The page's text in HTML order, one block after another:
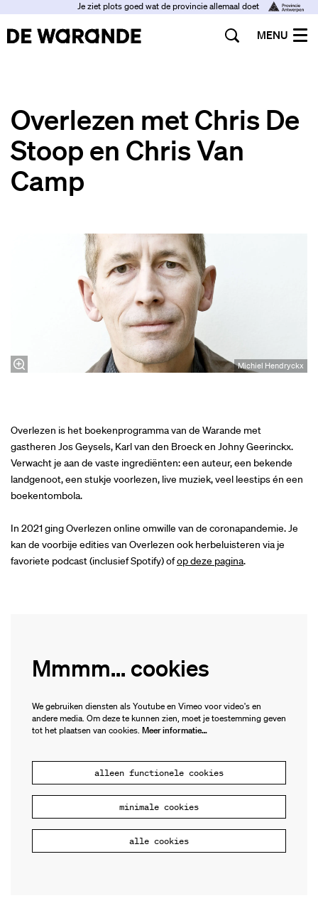
Je ziet plots goed wat de provincie allemaal doet
MENU
Overlezen met Chris De
Stoop en Chris Van
Camp
Michiel Hendryckx
Overlezen is het boekenprogramma van de Warande met
gastheren Jos Geysels, Karl van den Broeck en Johny Geerinckx.
Verwacht je aan de vaste ingrediënten: een auteur, een bekende
landgenoot, een stukje voorlezen, live muziek, veel leestips én een
boekentombola.
In 2021 ging Overlezen online omwille van de coronapandemie. Je
kan de voorbije edities van Overlezen ook herbeluisteren via je
favoriete podcast (inclusief Spotify) ofop deze pagina.
Mmmm... cookies
We gebruiken diensten als Youtube en Vimeo voor video's en
andere media. Om deze te kunnen zien, moet je toestemming geven
tot het plaatsen van cookies. Meer informatie…
alleen functionele cookies
minimale cookies
alle cookies